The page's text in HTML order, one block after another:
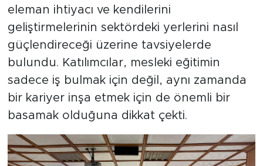
eleman ihtiyacı ve kendilerini
geliştirmelerinin sektördeki yerlerini nasıl
güçlendireceği üzerine tavsiyelerde
bulundu. Katılımcılar, mesleki eğitimin
sadece iş bulmak için değil, aynı zamanda
bir kariyer inşa etmek için de önemli bir
basamak olduğuna dikkat çekti.